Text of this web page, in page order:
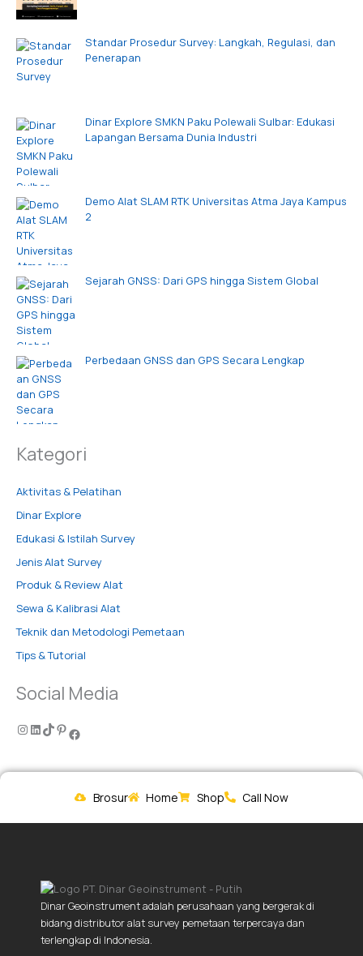
Standar Prosedur Survey: Langkah, Regulasi, dan
Penerapan
Dinar Explore SMKN Paku Polewali Sulbar: Edukasi
Lapangan Bersama Dunia Industri
Demo Alat SLAM RTK Universitas Atma Jaya Kampus
2
Sejarah GNSS: Dari GPS hingga Sistem Global
Perbedaan GNSS dan GPS Secara Lengkap
Kategori
Aktivitas & Pelatihan
Dinar Explore
Edukasi & Istilah Survey
Jenis Alat Survey
Produk & Review Alat
Sewa & Kalibrasi Alat
Teknik dan Metodologi Pemetaan
Tips & Tutorial
Social Media
Brosur Home Shop Call Now
Dinar Geoinstrument adalah perusahaan yang bergerak di
bidang distributor alat survey pemetaan terpercaya dan
terlengkap di Indonesia.